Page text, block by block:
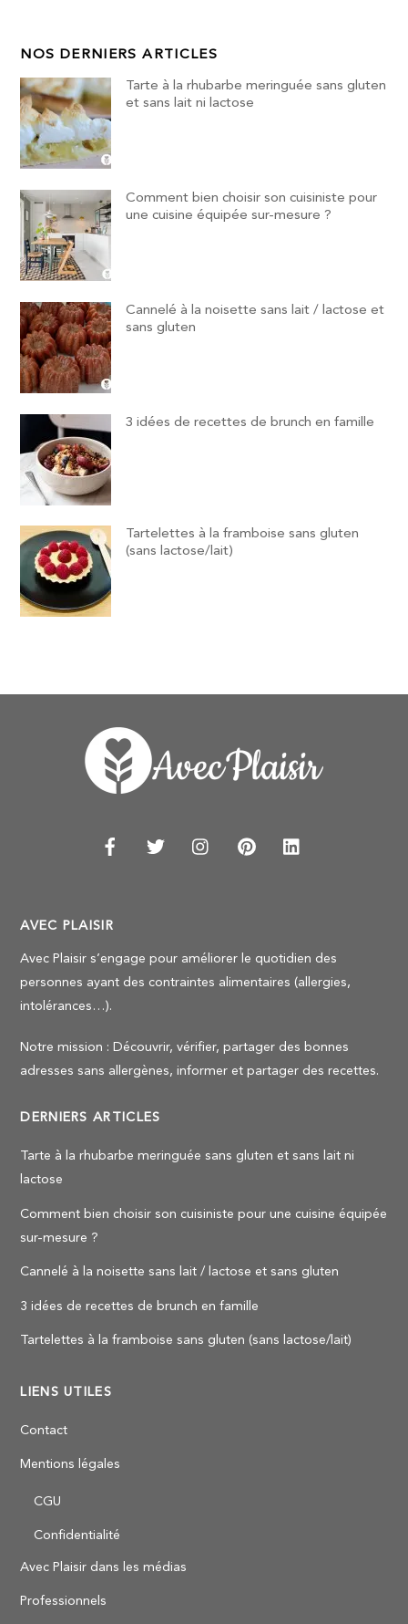
NOS DERNIERS ARTICLES
Tarte à la rhubarbe meringuée sans gluten
et sans lait ni lactose
Comment bien choisir son cuisiniste pour
une cuisine équipée sur-mesure ?
Cannelé à la noisette sans lait / lactose et
sans gluten
3 idées de recettes de brunch en famille
Tartelettes à la framboise sans gluten
(sans lactose/lait)
AVEC PLAISIR
Avec Plaisir s’engage pour améliorer le quotidien des
personnes ayant des contraintes alimentaires (allergies,
intolérances…).
Notre mission : Découvrir, vérifier, partager des bonnes
adresses sans allergènes, informer et partager des recettes.
DERNIERS ARTICLES
Tarte à la rhubarbe meringuée sans gluten et sans lait ni
lactose
Comment bien choisir son cuisiniste pour une cuisine équipée
sur-mesure ?
Cannelé à la noisette sans lait / lactose et sans gluten
3 idées de recettes de brunch en famille
Tartelettes à la framboise sans gluten (sans lactose/lait)
LIENS UTILES
Contact
Mentions légales
CGU
Confidentialité
Avec Plaisir dans les médias
Professionnels